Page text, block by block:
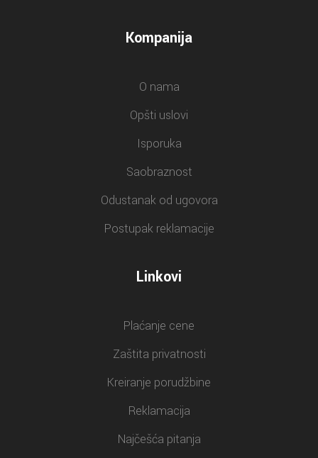
Kompanija
O nama
Opšti uslovi
Isporuka
Saobraznost
Odustanak od ugovora
Postupak reklamacije
Linkovi
Plaćanje cene
Zaštita privatnosti
Kreiranje porudžbine
Reklamacija
Najčešća pitanja